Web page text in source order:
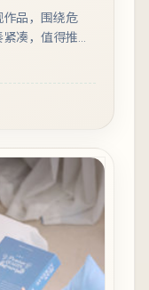
品，围绕危
凑，值得推荐